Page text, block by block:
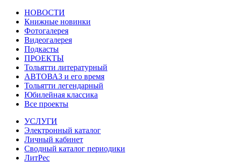
НОВОСТИ
Книжные новинки
Фотогалерея
Видеогалерея
Подкасты
ПРОЕКТЫ
Тольятти литературный
АВТОВАЗ и его время
Тольятти легендарный
Юбилейная классика
Все проекты
УСЛУГИ
Электронный каталог
Личный кабинет
Сводный каталог периодики
ЛитРес